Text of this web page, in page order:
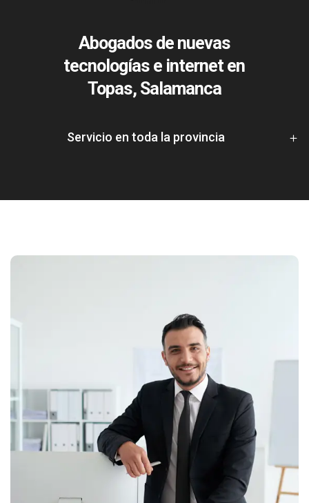
Abogados de nuevas
tecnologías e internet en
Topas, Salamanca
Servicio en toda la provincia